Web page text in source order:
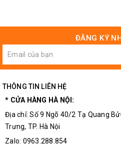
ĐĂNG KÝ
THÔNG TIN LIÊN HỆ
* CỬA HÀNG HÀ NỘI:
Địa chỉ: Số 9 Ngõ 40/2 Tạ Quang
Trưng, TP. Hà Nội
Zalo: 0963.288.854